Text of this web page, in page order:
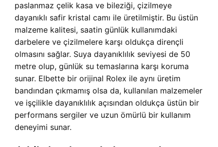
paslanmaz çelik kasa ve bileziği, çizilmeye
dayanıklı safir kristal camı ile üretilmiştir. Bu üstün
malzeme kalitesi, saatin günlük kullanımdaki
darbelere ve çizilmelere karşı oldukça dirençli
olmasını sağlar. Suya dayanıklılık seviyesi de 50
metre olup, günlük su temaslarına karşı koruma
sunar. Elbette bir orijinal Rolex ile aynı üretim
bandından çıkmamış olsa da, kullanılan malzemeler
ve işçilikle dayanıklılık açısından oldukça üstün bir
performans sergiler ve uzun ömürlü bir kullanım
deneyimi sunar.